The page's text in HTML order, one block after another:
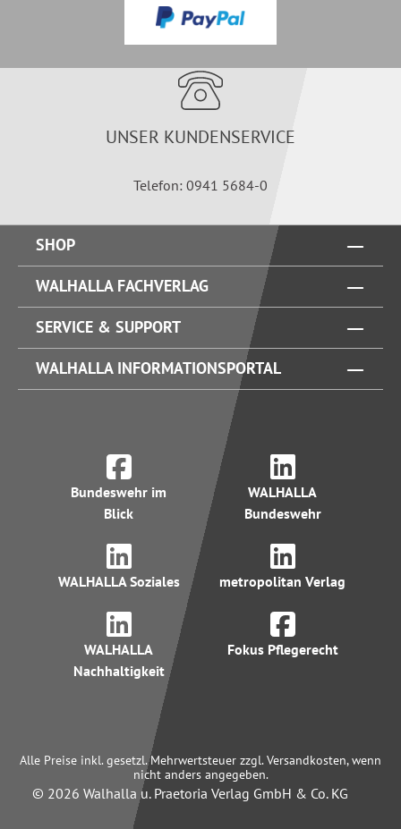
UNSER KUNDENSERVICE
Telefon: 0941 5684-0
SHOP
WALHALLA FACHVERLAG
SERVICE & SUPPORT
WALHALLA INFORMATIONSPORTAL
Bundeswehr im
Blick
WALHALLA
Bundeswehr
WALHALLA Soziales metropolitan Verlag
WALHALLA
Nachhaltigkeit
Fokus Pflegerecht
Alle Preise inkl. gesetzl. Mehrwertsteuer zzgl. Versandkosten, wenn
nicht anders angegeben.
© 2026 Walhalla u. Praetoria Verlag GmbH & Co. KG